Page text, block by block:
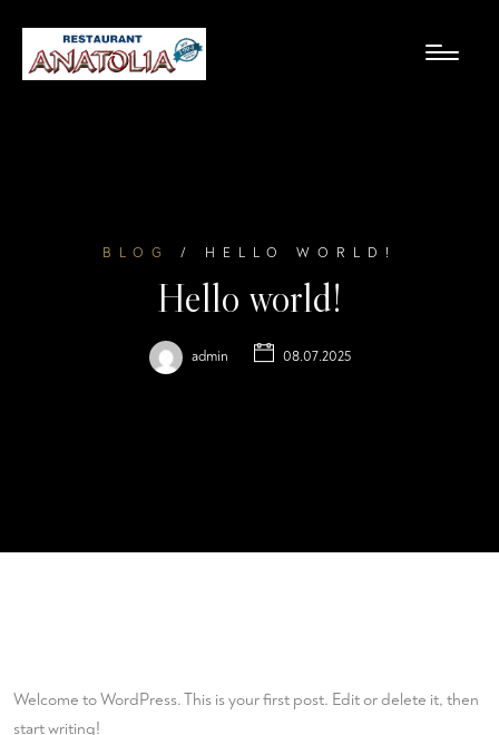
BLOG / HELLO WORLD!
Hello world!
admin 08.07.2025
Welcome to WordPress. This is your first post. Edit or delete it, then
start writing!